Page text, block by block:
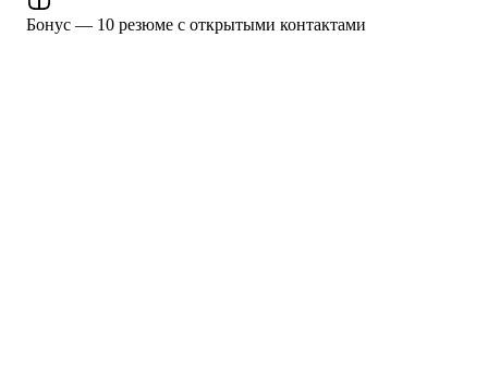
Бонус — 10 резюме с открытыми контактами